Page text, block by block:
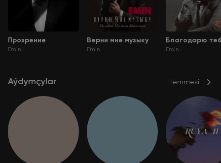
Прозрение
Emin
Верни мне музыку
Emin
Благодарю
Emin
Aýdymçylar Hemmesi